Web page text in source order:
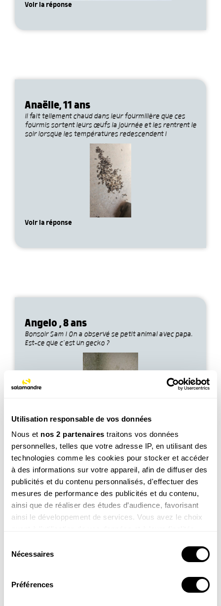
Utilisation responsable de vos données
Nous et nos 2 partenaires traitons vos données
personnelles, telles que votre adresse IP, en utilisant des
technologies comme les cookies pour stocker et accéder
à des informations sur votre appareil, afin de diffuser des
publicités et du contenu personnalisés, d'effectuer des
mesures de performance des publicités et du contenu,
ainsi que de réaliser des études d’audience, favorisant
ainsi le développement de services. Vous avez le choix
tout moment en consultant la Déclaration relative aux
cookies ou en cliquant sur l'icône de confidentialité.
Si vous le permettez, nous aimerions également :
Nécessaires
Préférences
Voir la réponse
Anaëlle, 11 ans
Il fait tellement chaud dans leur fourmilière que ces
fourmis sortent leurs œufs la journée et les rentrent le
soir lorsque les températures redescendent !
Voir la réponse
Angelo , 8 ans
Bonsoir Sam ! On a observé se petit animal avec papa.
Est-ce que c’est un gecko ?
Voir la réponse
tortue que j’ai dessinée (c’est une amie qui la coloriée)